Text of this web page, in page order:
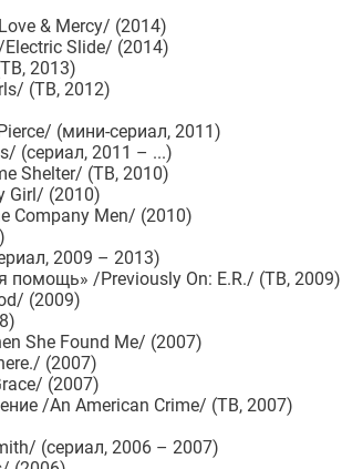
& Mercy/ (2014)
Slide/ (2014)
2013)
(ТВ, 2012)
(мини-сериал, 2011)
(сериал, 2011 – ...)
Shelter/ (ТВ, 2010)
Girl/ (2010)
Company Men/ (2010)
2009 – 2013)
помощь» /Previously On: E.R./ (ТВ, 2009)
(2009)
She Found Me/ (2007)
(2007)
(2007)
/An American Crime/ (ТВ, 2007)
(сериал, 2006 – 2007)